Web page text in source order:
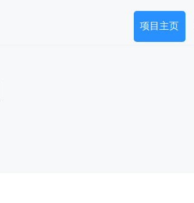
项目主页